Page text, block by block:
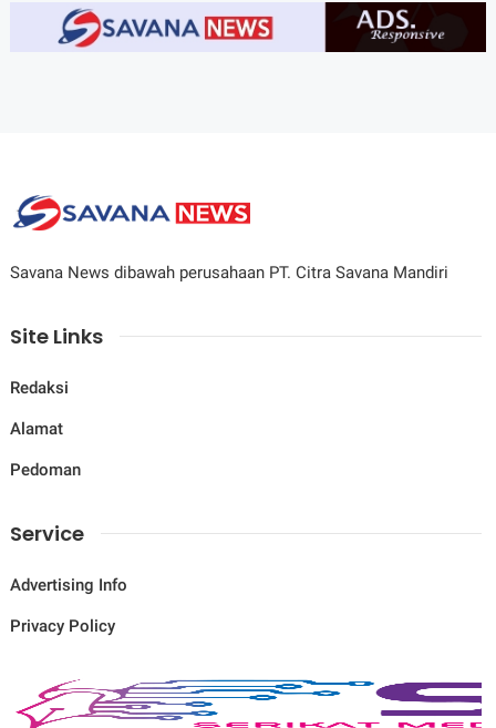
Savana News dibawah perusahaan PT. Citra Savana Mandiri
Site Links
Redaksi
Alamat
Pedoman
Service
Advertising Info
Privacy Policy